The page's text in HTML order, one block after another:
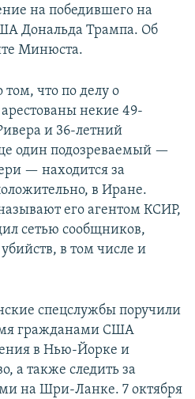
на победившего на
Дональда Трампа. Об
Минюста.
что по делу о
некие 49-
и 36-летний
один подозреваемый —
— находится за
в Иране.
его агентом КСИР,
сетью сообщников,
в том числе и
спецслужбы поручили
гражданами США
в Нью-Йорке и
а также следить за
на Шри-Ланке. 7 октября